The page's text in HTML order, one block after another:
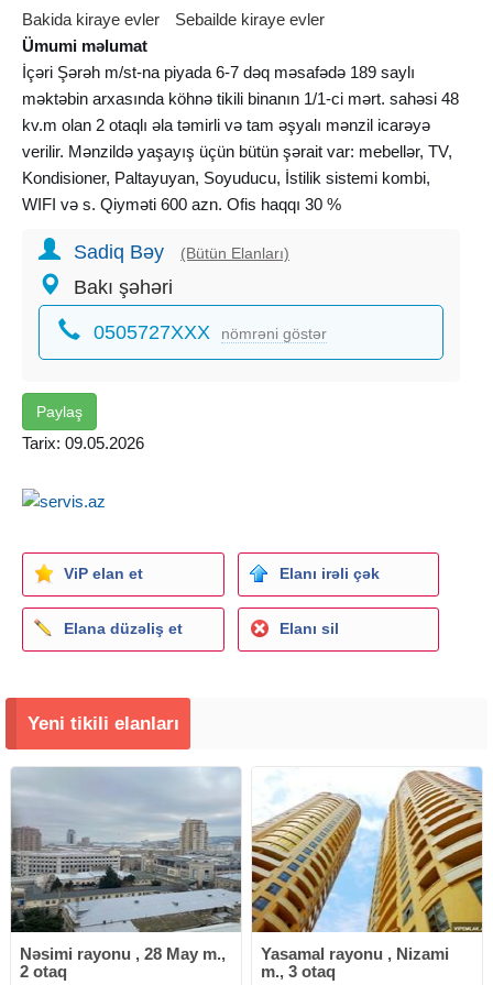
Bakida kiraye evler
Sebailde kiraye evler
Ümumi məlumat
İçəri Şərəh m/st-na piyada 6-7 dəq məsafədə 189 saylı
məktəbin arxasında köhnə tikili binanın 1/1-ci mərt. sahəsi 48
kv.m olan 2 otaqlı əla təmirli və tam əşyalı mənzil icarəyə
verilir. Mənzildə yaşayış üçün bütün şərait var: mebellər, TV,
Kondisioner, Paltayuyan, Soyuducu, İstilik sistemi kombi,
WIFI və s. Qiyməti 600 azn. Ofis haqqı 30 %
Sadiq Bəy (Bütün Elanları)
Bakı şəhəri
0505727XXX nömrəni göstər
Paylaş
Tarix: 09.05.2026
ViP elan et Elanı irəli çək
Elana düzəliş et Elanı sil
Yeni tikili elanları
Nəsimi rayonu , 28 May m.,
2 otaq
Yasamal rayonu , Nizami
m., 3 otaq